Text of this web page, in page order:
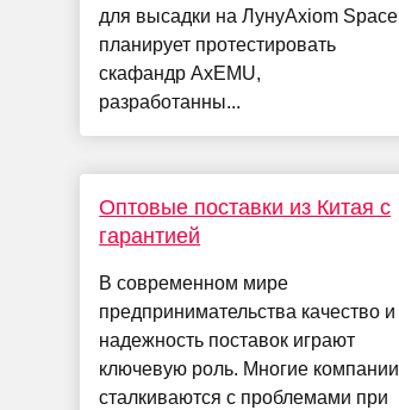
для высадки на ЛунуAxiom Space
планирует протестировать
скафандр AxEMU,
разработанны...
Оптовые поставки из Китая с
гарантией
В современном мире
предпринимательства качество и
надежность поставок играют
ключевую роль. Многие компании
сталкиваются с проблемами при